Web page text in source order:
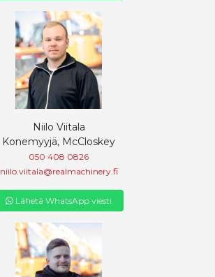
Niilo Viitala
Konemyyjä, McCloskey
050 408 0826
niilo.viitala@realmachinery.fi
Lähetä WhatsApp viesti